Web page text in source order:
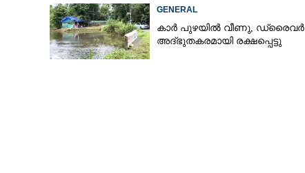
GENERAL
കാർ പുഴയിൽ വീണു, ഡ്രെെവർ
അദ്ഭുതകരമായി രക്ഷപ്പെട്ടു